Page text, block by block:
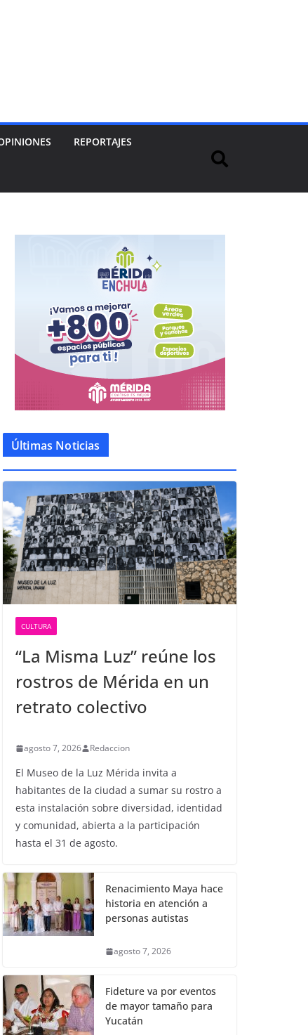
REPORTAJES
Últimas Noticias
CULTURA
“La Misma Luz” reúne los
rostros de Mérida en un
retrato colectivo
agosto 7, 2026 Redaccion
El Museo de la Luz Mérida invita a
habitantes de la ciudad a sumar su rostro a
esta instalación sobre diversidad, identidad
y comunidad, abierta a la participación
hasta el 31 de agosto.
Renacimiento Maya hace
historia en atención a
personas autistas
agosto 7, 2026
Fideture va por eventos
de mayor tamaño para
Yucatán